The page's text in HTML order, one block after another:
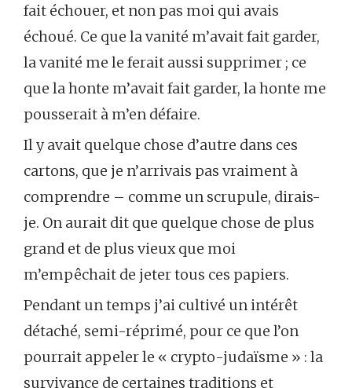
fait échouer, et non pas moi qui avais
échoué. Ce que la vanité m’avait fait garder,
la vanité me le ferait aussi supprimer ; ce
que la honte m’avait fait garder, la honte me
pousserait à m’en défaire.
Il y avait quelque chose d’autre dans ces
cartons, que je n’arrivais pas vraiment à
comprendre – comme un scrupule, dirais-
je. On aurait dit que quelque chose de plus
grand et de plus vieux que moi
m’empêchait de jeter tous ces papiers.
Pendant un temps j’ai cultivé un intérêt
détaché, semi-réprimé, pour ce que l’on
pourrait appeler le « crypto-judaïsme » : la
survivance de certaines traditions et